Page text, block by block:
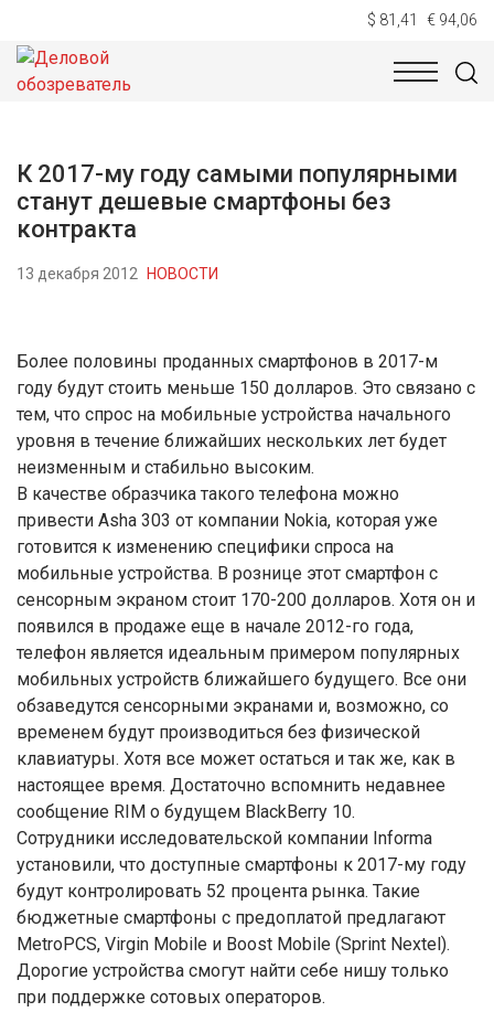
$ 81,41 € 94,06
НОВОСТИ
К 2017-му году самыми популярными
станут дешевые смартфоны без
контракта
13 декабря 2012 НОВОСТИ
Более половины проданных смартфонов в 2017-м
году будут стоить меньше 150 долларов. Это связано с
тем, что спрос на мобильные устройства начального
уровня в течение ближайших нескольких лет будет
неизменным и стабильно высоким.
В качестве образчика такого телефона можно
привести Asha 303 от компании Nokia, которая уже
готовится к изменению специфики спроса на
мобильные устройства. В рознице этот смартфон с
сенсорным экраном стоит 170-200 долларов. Хотя он и
появился в продаже еще в начале 2012-го года,
телефон является идеальным примером популярных
мобильных устройств ближайшего будущего. Все они
обзаведутся сенсорными экранами и, возможно, со
временем будут производиться без физической
клавиатуры. Хотя все может остаться и так же, как в
настоящее время. Достаточно вспомнить недавнее
сообщение RIM о будущем BlackBerry 10.
Сотрудники исследовательской компании Informa
установили, что доступные смартфоны к 2017-му году
будут контролировать 52 процента рынка. Такие
бюджетные смартфоны с предоплатой предлагают
MetroPCS, Virgin Mobile и Boost Mobile (Sprint Nextel).
Дорогие устройства смогут найти себе нишу только
при поддержке сотовых операторов.